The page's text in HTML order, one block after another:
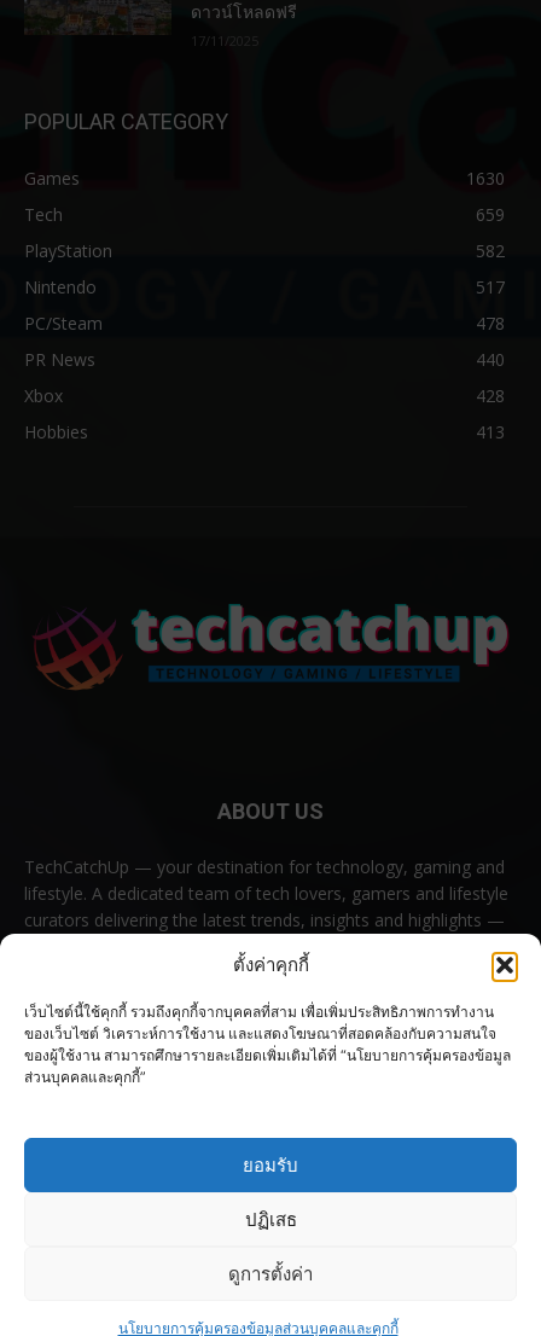
ตั้งค่าคุกกี้
เว็บไซต์นี้ใช้คุกกี้ รวมถึงคุกกี้จากบุคคลที่สาม เพื่อเพิ่มประสิทธิภาพการทำงาน
ของเว็บไซต์ วิเคราะห์การใช้งาน และแสดงโฆษณาที่สอดคล้องกับความสนใจ
ของผู้ใช้งาน สามารถศึกษารายละเอียดเพิ่มเติมได้ที่ “นโยบายการคุ้มครองข้อมูล
ส่วนบุคคลและคุกกี้”
ยอมรับ
ปฏิเสธ
ดูการตั้งค่า
นโยบายการคุ้มครองข้อมูลส่วนบุคคลและคุกกี้
ดาวน์โหลดฟรี
17/11/2025
POPULAR CATEGORY
Games
1630
Tech
659
PlayStation
582
Nintendo
517
PC/Steam
478
PR News
440
Xbox
428
Hobbies
413
ABOUT US
TechCatchUp — your destination for technology, gaming and
lifestyle. A dedicated team of tech lovers, gamers and lifestyle
curators delivering the latest trends, insights and highlights —
Contact us: contact@techcatchup.net
© Copyright 2023–2026 TechCatchUp All rights reserved.
Blog Privacy & Cookie Policy